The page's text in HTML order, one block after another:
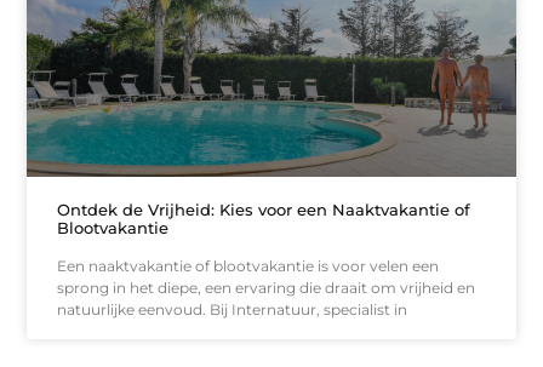
Ontdek de Vrijheid: Kies voor een Naaktvakantie of
Blootvakantie
Een naaktvakantie of blootvakantie is voor velen een
sprong in het diepe, een ervaring die draait om vrijheid en
natuurlijke eenvoud. Bij Internatuur, specialist in